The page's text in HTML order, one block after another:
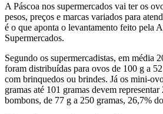
A Páscoa nos supermercados vai ter os
pesos, preços e marcas variados para
é o que aponta o levantamento feito pela
Supermercados.
Segundo os supermercadistas, em média
foram distribuídas para ovos de 100 g a
com brinquedos ou brindes. Já os mini-
gramas até 101 gramas devem
bombons, de 77 g a 250 gramas, 26,7%